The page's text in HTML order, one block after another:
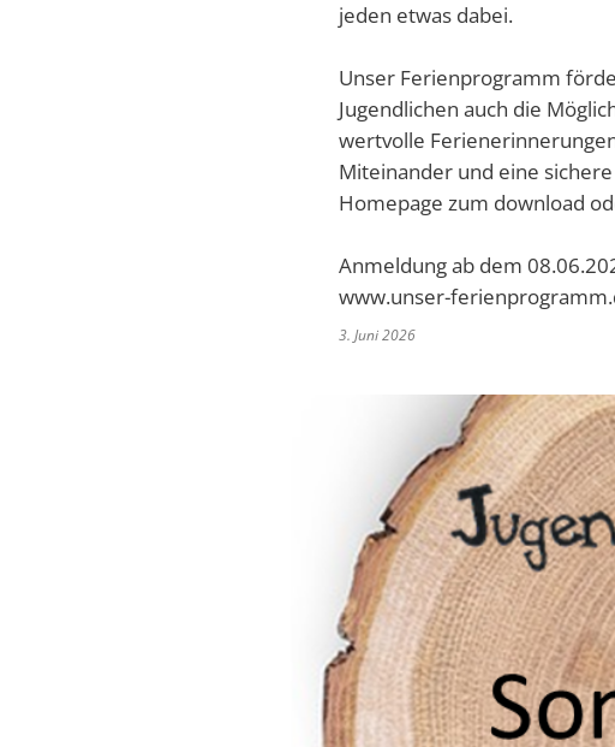
jeden etwas dabei.
Unser Ferienprogramm
Jugendlichen auch die
wertvolle
Miteinander und eine
Homepage zum download
Anmeldung ab dem
www.unser-
3. Juni 2026